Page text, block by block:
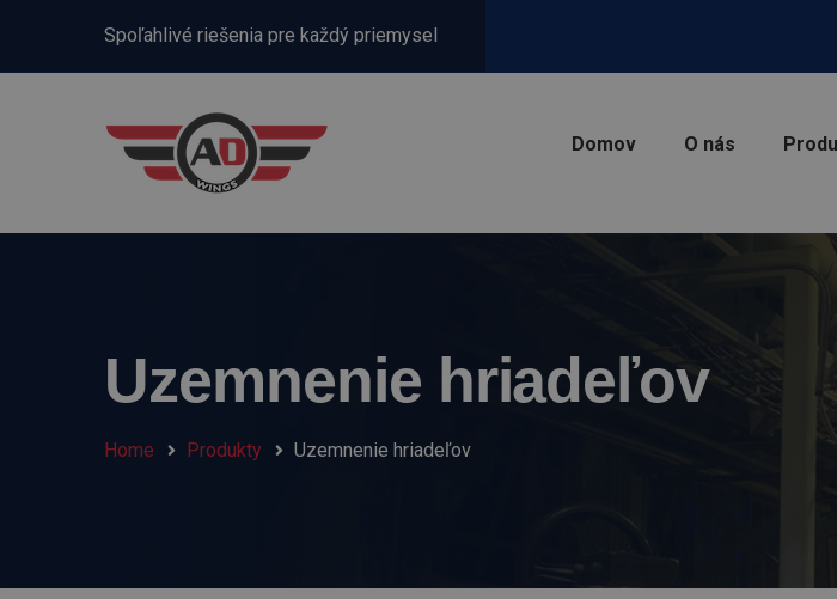
Spoľahlivé riešenia pre každý priemysel
Domov O nás
Uzemnenie hriadeľov
Home Produkty Uzemnenie hriadeľov